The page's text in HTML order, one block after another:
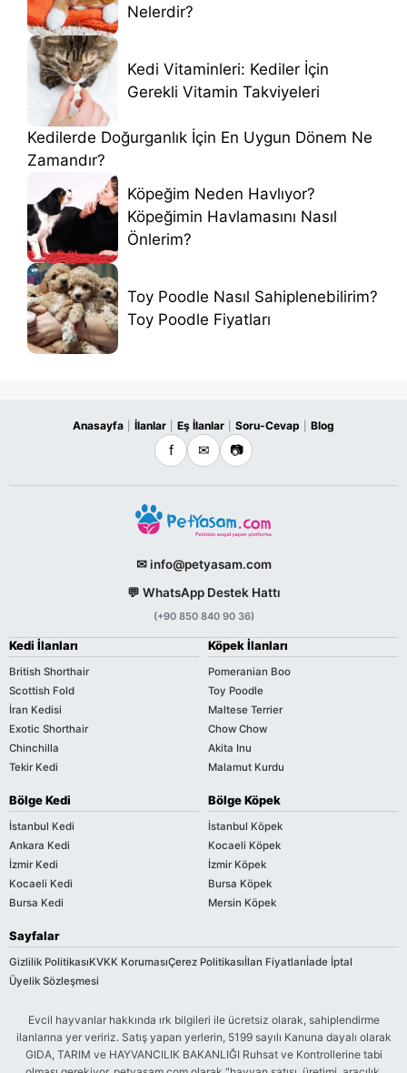
Nelerdir?
Kedi Vitaminleri: Kediler İçin
Gerekli Vitamin Takviyeleri
Kedilerde Doğurganlık İçin En Uygun Dönem Ne
Zamandır?
Köpeğim Neden Havlıyor?
Köpeğimin Havlamasını Nasıl
Önlerim?
Toy Poodle Nasıl Sahiplenebilirim?
Toy Poodle Fiyatları
Anasayfa İlanlar Eş İlanlar Soru-Cevap Blog
f ✉ 📷
✉ info@petyasam.com
💬 WhatsApp Destek Hattı
(+90 850 840 90 36)
Kedi İlanları
British Shorthair
Scottish Fold
İran Kedisi
Exotic Shorthair
Chinchilla
Tekir Kedi
Köpek İlanları
Pomeranian Boo
Toy Poodle
Maltese Terrier
Chow Chow
Akita Inu
Malamut Kurdu
Bölge Kedi
İstanbul Kedi
Ankara Kedi
İzmir Kedi
Kocaeli Kedi
Bursa Kedi
Bölge Köpek
İstanbul Köpek
Kocaeli Köpek
İzmir Köpek
Bursa Köpek
Mersin Köpek
Sayfalar
Gizlilik PolitikasıKVKK KorumasıÇerez Politikasıİlan Fiyatlarıİade İptal
Üyelik Sözleşmesi
Evcil hayvanlar hakkında ırk bilgileri ile ücretsiz olarak, sahiplendirme
ilanlarına yer veririz. Satış yapan yerlerin, 5199 sayılı Kanuna dayalı olarak
GIDA, TARIM ve HAYVANCILIK BAKANLIĞI Ruhsat ve Kontrollerine tabi